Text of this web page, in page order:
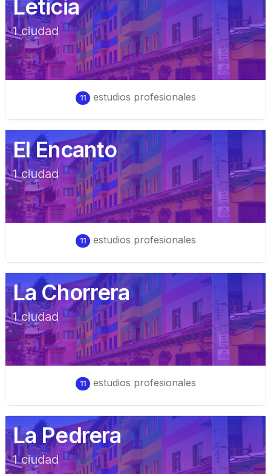
Leticia
1ciudad
11 estudios profesionales
El Encanto
1ciudad
11 estudios profesionales
La Chorrera
1ciudad
11 estudios profesionales
La Pedrera
1ciudad